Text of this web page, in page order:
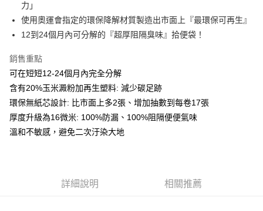
街口支付
悠遊付
ATM付款
全家取貨付款
每筆NT$60，滿NT$899(含以上)免運費
7-11取貨付款
力」
使用奧運會指定的環保降解材質製造出市面上『最環保可再生』
12到24個月內可分解的『超厚阻隔臭味』拾便袋！
銷售重點
可在短短12-24個月內完全分解
含有20%玉米澱粉加再生塑料: 減少碳足跡
環保無紙芯設計: 比市面上多2張、增加抽數到每卷17張
厚度升級為16微米: 100%防漏、100%阻隔便便氣味
溫和不敏感，避免二次汙染大地
詳細說明 相關推薦